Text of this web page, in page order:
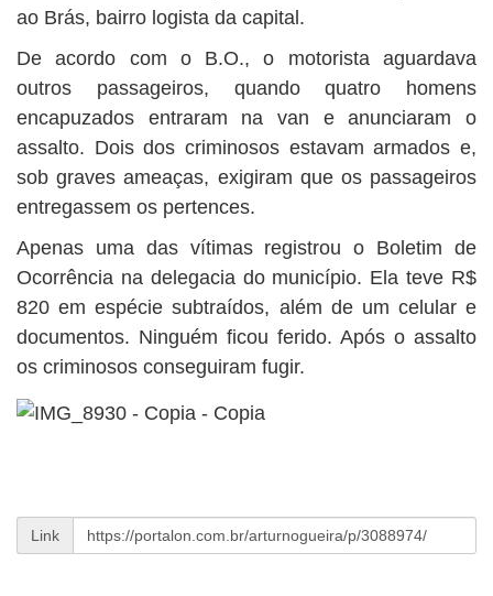
ao Brás, bairro logista da capital.
De acordo com o B.O., o motorista aguardava
outros passageiros, quando quatro homens
encapuzados entraram na van e anunciaram o
assalto. Dois dos criminosos estavam armados e,
sob graves ameaças, exigiram que os passageiros
entregassem os pertences.
Apenas uma das vítimas registrou o Boletim de
Ocorrência na delegacia do município. Ela teve R$
820 em espécie subtraídos, além de um celular e
documentos. Ninguém ficou ferido. Após o assalto
os criminosos conseguiram fugir.
Link